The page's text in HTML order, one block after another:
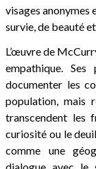
visages anonymes
survie, de beauté et
L’œuvre de
empathique.
documenter les
population, mais
transcendent les
curiosité ou le
comme une